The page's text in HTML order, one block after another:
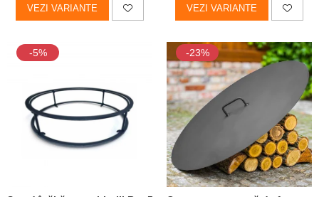
VEZI VARIANTE VEZI VARIANTE
-5% -23%